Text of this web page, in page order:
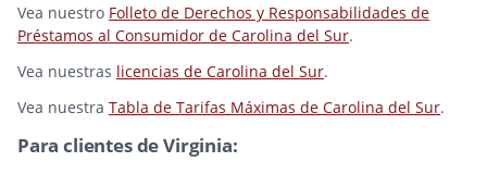
Vea nuestro Folleto de Derechos y Responsabilidades de
Préstamos al Consumidor de Carolina del Sur.
Vea nuestras licencias de Carolina del Sur.
Vea nuestra Tabla de Tarifas Máximas de Carolina del Sur.
Para clientes de Virginia: